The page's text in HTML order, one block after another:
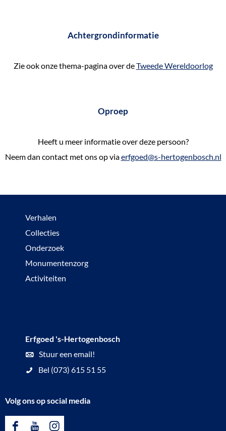
n
Achtergrondinformatie
Zie ook onze thema-pagina over deTweede Wereldoorlog
Oproep
Heeft u meer informatie over deze persoon?
Neem dan contact met ons op viaerfgoed@s-hertogenbosch.nl
Verhalen
Collecties
Onderzoek
Monumentenzorg
Activiteiten
Erfgoed 's-Hertogenbosch
Stuur een email!
Bel (073) 615 51 55
Volg ons op social media